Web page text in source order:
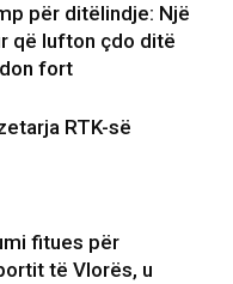
për ditëlindje: Një
që lufton çdo ditë
fort
RTK-së
fitues për
të Vlorës, u